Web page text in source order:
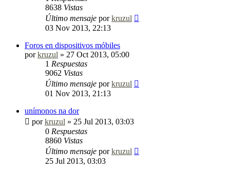
8638 Vistas
Último mensaje porkruzul
03 Nov 2013, 22:13
Foros en dispositivos móbiles
porkruzul » 27 Oct 2013, 05:00
1 Respuestas
9062 Vistas
Último mensaje porkruzul
01 Nov 2013, 21:13
unímonos na dor
porkruzul » 25 Jul 2013, 03:03
0 Respuestas
8860 Vistas
Último mensaje porkruzul
25 Jul 2013, 03:03